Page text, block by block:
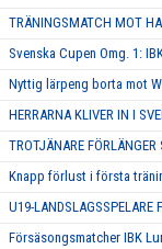
TRÄNINGSMATCH MOT
Svenska Cupen Omg. 1:
Nyttig lärpeng borta mot
HERRARNA KLIVER IN I
TROTJÄNARE
Knapp förlust i första
U19-LANDSLAGSSPELARE
Försäsongsmatcher IBK